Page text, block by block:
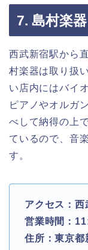
7. 島村楽
西武新宿駅から
村楽器は取り扱
い店内にはバイ
ピアノやオルガ
べして納得の上
ているので、音
す。
アクセス：
営業時間：
住所：東京